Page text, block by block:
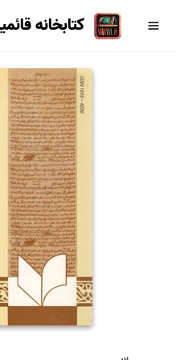
کتابخانه